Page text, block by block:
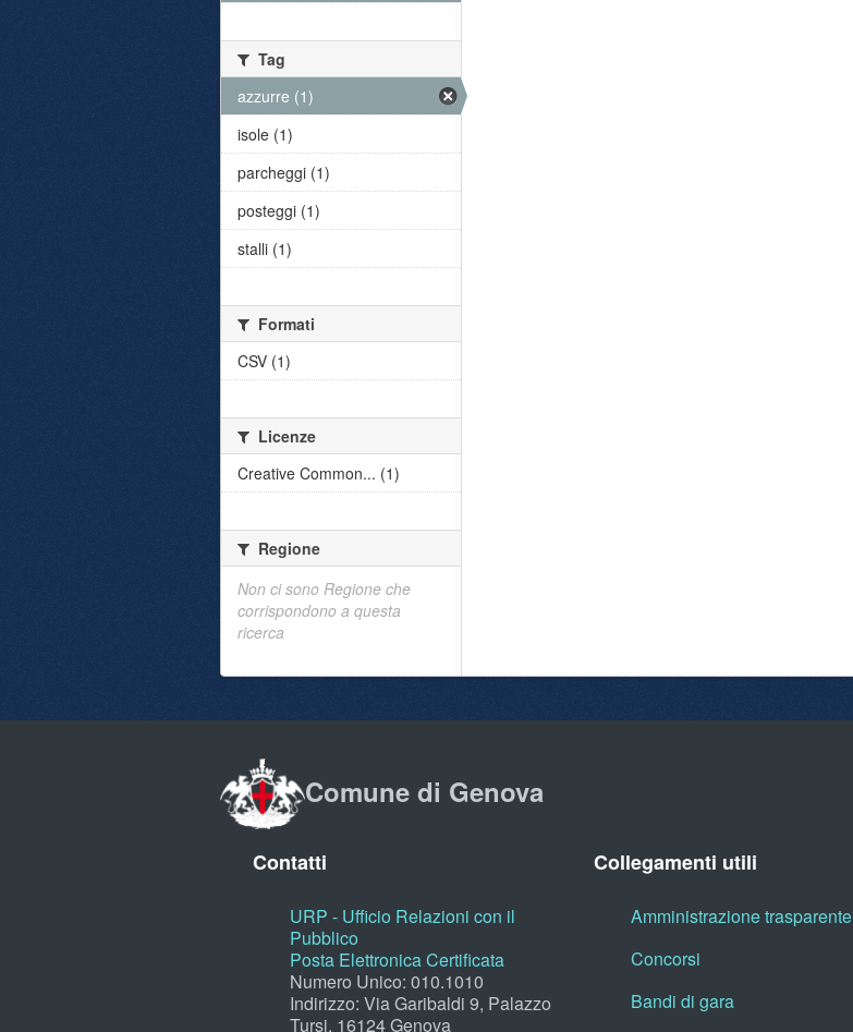
Tag
azzurre (1)
isole (1)
parcheggi (1)
posteggi (1)
stalli (1)
Formati
CSV (1)
Licenze
Creative Common... (1)
Regione
Non ci sono Regione che
corrispondono a questa
ricerca
Comune di Genova
Contatti
URP - Ufficio Relazioni con il
Pubblico
Posta Elettronica Certificata
Numero Unico: 010.1010
Indirizzo: Via Garibaldi 9, Palazzo
Tursi, 16124 Genova
Collegamenti utili
Amministrazione trasparente
Concorsi
Bandi di gara